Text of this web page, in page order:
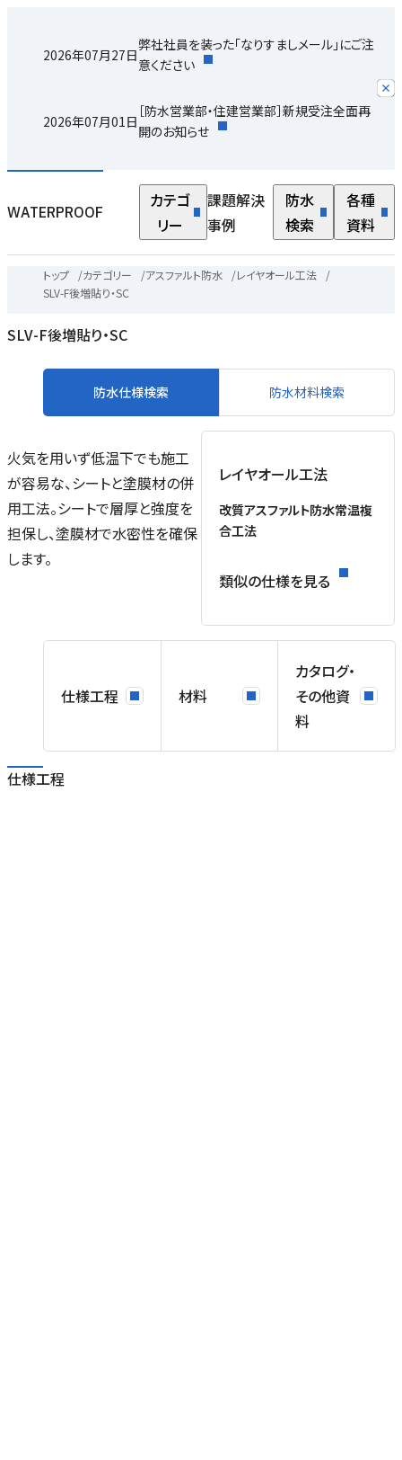
2026年07月27日
弊社社員を装った「なりすましメール」にご注
意ください
2026年07月01日
［防水営業部・住建営業部］新規受注全面再
開のお知らせ
WATERPROOF
カテゴ
リー
課題解決
事例
防水
検索
各種
資料
トップ /カテゴリー /アスファルト防水 /レイヤオール工法
/
SLV-F後増貼り・SC
SLV-F後増貼り・SC
防水仕様検索 防水材料検索
火気を用いず低温下でも施工
が容易な、シートと塗膜材の併
用工法。シートで層厚と強度を
担保し、塗膜材で水密性を確保
します。
レイヤオール工法
改質アスファルト防水常温複
合工法
類似の仕様を見る
仕様工程 材料
カタログ・
その他資
料
仕様工程